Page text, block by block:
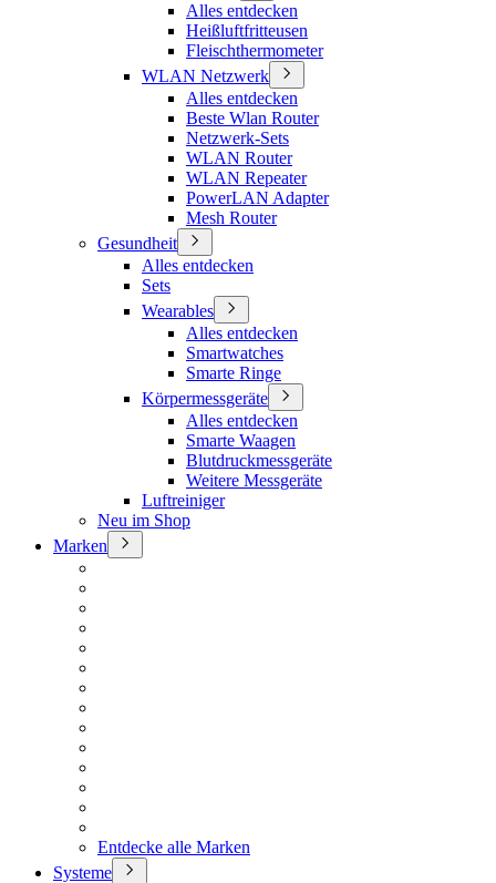
Alles entdecken
Heißluftfritteusen
Fleischthermometer
WLAN Netzwerk
Alles entdecken
Beste Wlan Router
Netzwerk-Sets
WLAN Router
WLAN Repeater
PowerLAN Adapter
Mesh Router
Gesundheit
Alles entdecken
Sets
Wearables
Alles entdecken
Smartwatches
Smarte Ringe
Körpermessgeräte
Alles entdecken
Smarte Waagen
Blutdruckmessgeräte
Weitere Messgeräte
Luftreiniger
Neu im Shop
Marken
Entdecke alle Marken
Systeme